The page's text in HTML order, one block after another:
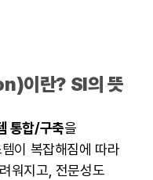
이란? SI의 뜻
통합/구축을
이 복잡해짐에 따라
워지고, 전문성도